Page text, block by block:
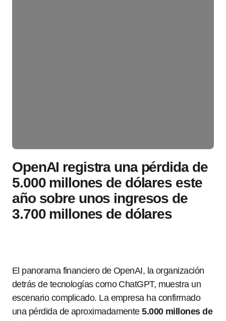
OpenAI registra una pérdida de
5.000 millones de dólares este
año sobre unos ingresos de
3.700 millones de dólares
El panorama financiero de OpenAI, la organización
detrás de tecnologías como ChatGPT, muestra un
escenario complicado. La empresa ha confirmado
una pérdida de aproximadamente5.000 millones de